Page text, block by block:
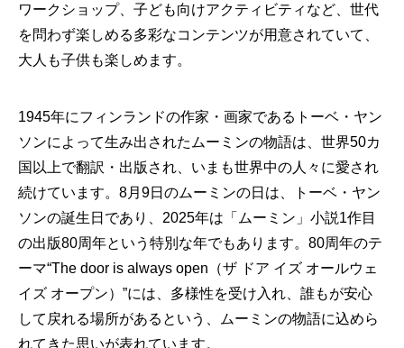
ワークショップ、子ども向けアクティビティなど、世代
を問わず楽しめる多彩なコンテンツが用意されていて、
大人も子供も楽しめます。
1945年にフィンランドの作家・画家であるトーベ・ヤン
ソンによって生み出されたムーミンの物語は、世界50カ
国以上で翻訳・出版され、いまも世界中の人々に愛され
続けています。8月9日のムーミンの日は、トーベ・ヤン
ソンの誕生日であり、2025年は「ムーミン」小説1作目
の出版80周年という特別な年でもあります。80周年のテ
ーマ“The door is always open（ザ ドア イズ オールウェ
イズ オープン）”には、多様性を受け入れ、誰もが安心
して戻れる場所があるという、ムーミンの物語に込めら
れてきた思いが表れています。